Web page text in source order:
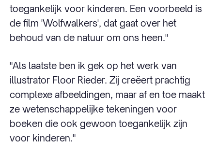
toegankelijk voor kinderen. Een voorbeeld is
de film 'Wolfwalkers', dat gaat over het
behoud van de natuur om ons heen."
"Als laatste ben ik gek op het werk van
illustrator Floor Rieder. Zij creëert prachtig
complexe afbeeldingen, maar af en toe maakt
ze wetenschappelijke tekeningen voor
boeken die ook gewoon toegankelijk zijn
voor kinderen."